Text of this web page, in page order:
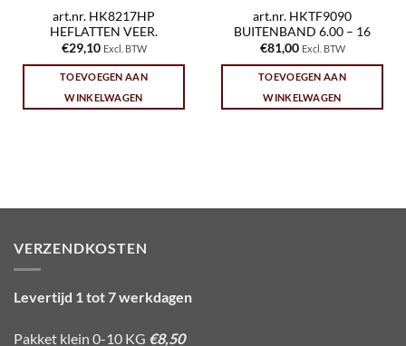
art.nr. HK8217HP
HEFLATTEN VEER.
€29,10 Excl. BTW
TOEVOEGEN AAN
WINKELWAGEN
art.nr. HKTF9090
BUITENBAND 6.00 – 16
€81,00 Excl. BTW
TOEVOEGEN AAN
WINKELWAGEN
VERZENDKOSTEN
Levertijd 1 tot 7 werkdagen
Pakket klein 0-10 KG €8,50